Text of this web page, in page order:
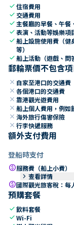
check住宿費用
check 交通費用
check 主餐廳的早餐、午餐
check表演、活動等娛樂項
check船上設施使用費（健
等）
check船上活動（遊戲、問
郵輪票價不包含
close 自家至港口的交通費
close 各個港口的交通費
close 靠港觀光遊費用
close 船上個人費用，例如
close 海外旅行傷害保險
close 行李快遞服務
額外支付費用
登船時支付
paid服務費（船上小費）
keyboard_arrow_right 查看詳情
paid國際觀光旅客稅：
預購套餐
check飲料套餐
checkWi-Fi